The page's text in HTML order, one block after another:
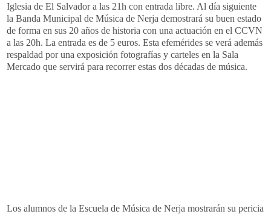
Iglesia de El Salvador a las 21h con entrada libre. Al día siguiente
la Banda Municipal de Música de Nerja demostrará su buen estado
de forma en sus 20 años de historia con una actuación en el CCVN
a las 20h. La entrada es de 5 euros. Esta efemérides se verá además
respaldad por una exposición fotografías y carteles en la Sala
Mercado que servirá para recorrer estas dos décadas de música.
Los alumnos de la Escuela de Música de Nerja mostrarán su pericia